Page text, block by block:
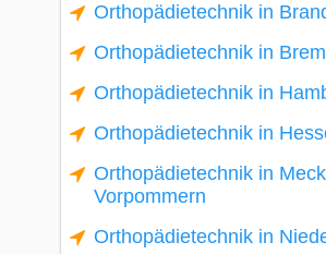
Orthopädietechnik in
Orthopädietechnik in
Orthopädietechnik in
Orthopädietechnik in
Orthopädietechnik in
Vorpommern
Orthopädietechnik in